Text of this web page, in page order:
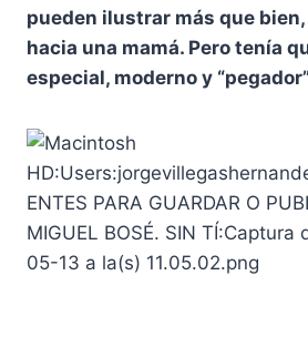
pueden ilustrar más que bien,
hacia una mamá. Pero tenía
especial, moderno y